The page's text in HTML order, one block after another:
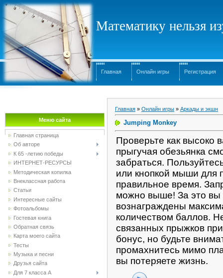
Математику нельзя
Главная Онлайн игры Регистрация
Меню сайта
Главная страница
Об авторе
К 65 -летию победы
ИНТЕРНЕТ-РЕСУРСЫ
Методическая копилка
Внеклассная работа
Статьи
Интересные сайты
Фотоальбомы
Гостевая книга
Обратная связь
Карта моего сайта
Тесты
Музыка и песни
Друзья сайта
Для 7 класса А
Главная » Онлайн игры » Аркады и экшн
Jumping Monkey
Проверьте как высоко
прыгучая обезьянка
забраться.
или кнопкой мыши для
правильное время.
можно выше! За это вы
вознаграждены
количеством баллов.
связанных прыжков
бонус, но будьте
промахнитесь мимо
вы потеряете жизнь.